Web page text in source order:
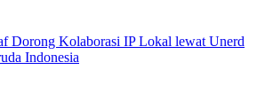
Dorong Kolaborasi IP Lokal lewat Unerd
Indonesia